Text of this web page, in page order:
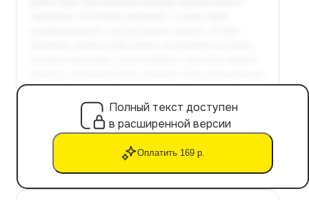
Полный текст доступен
в расширенной версии
Оплатить 169 р.